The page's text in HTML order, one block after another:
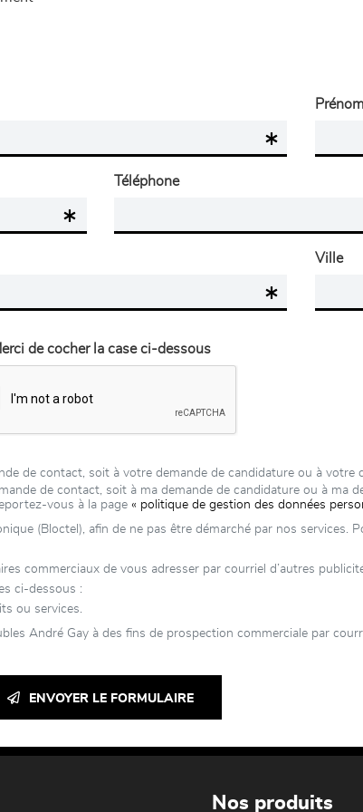
Prénom
Téléphone
Ville
de cocher la case ci-dessous
de contact, soit à votre demande de candidature ou à votre
de contact, soit à ma demande de candidature ou à ma
vous à la page « politique de gestion des données
(Bloctel), afin de ne pas être démarché par nos services.
commerciaux de vous adresser par courriel d’autres
ci-dessous :
ou services.
André Gay à des fins de prospection commerciale par
ENVOYER LE FORMULAIRE
Nos produits